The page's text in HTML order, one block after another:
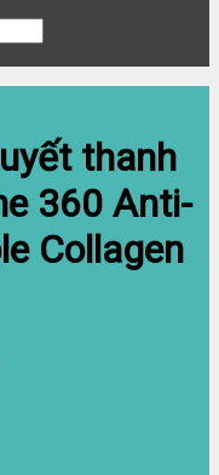
thanh
360 Anti-
Collagen